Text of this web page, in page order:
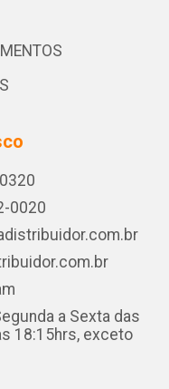
0020
a Sexta das
18:15hrs, exceto